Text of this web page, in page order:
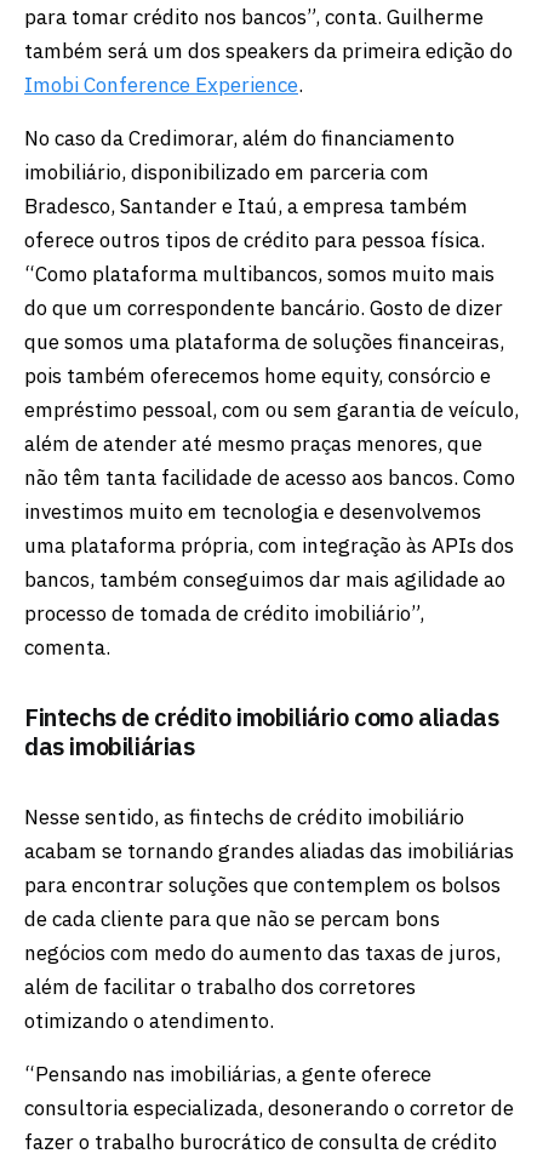
para tomar crédito nos bancos”, conta. Guilherme
também será um dos speakers da primeira edição do
Imobi Conference Experience.
No caso da Credimorar, além do financiamento
imobiliário, disponibilizado em parceria com
Bradesco, Santander e Itaú, a empresa também
oferece outros tipos de crédito para pessoa física.
“Como plataforma multibancos, somos muito mais
do que um correspondente bancário. Gosto de dizer
que somos uma plataforma de soluções financeiras,
pois também oferecemos home equity, consórcio e
empréstimo pessoal, com ou sem garantia de veículo,
além de atender até mesmo praças menores, que
não têm tanta facilidade de acesso aos bancos. Como
investimos muito em tecnologia e desenvolvemos
uma plataforma própria, com integração às APIs dos
bancos, também conseguimos dar mais agilidade ao
processo de tomada de crédito imobiliário”,
comenta.
Fintechs de crédito imobiliário como aliadas
das imobiliárias
Nesse sentido, as fintechs de crédito imobiliário
acabam se tornando grandes aliadas das imobiliárias
para encontrar soluções que contemplem os bolsos
de cada cliente para que não se percam bons
negócios com medo do aumento das taxas de juros,
além de facilitar o trabalho dos corretores
otimizando o atendimento.
“Pensando nas imobiliárias, a gente oferece
consultoria especializada, desonerando o corretor de
fazer o trabalho burocrático de consulta de crédito